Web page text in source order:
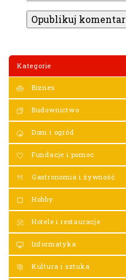
Kategorie
Biznes
Budownictwo
Dom i ogród
Fundacje i pomoc
Gastronomia i żywność
Hobby
Hotele i restauracje
Informatyka
Kultura i sztuka